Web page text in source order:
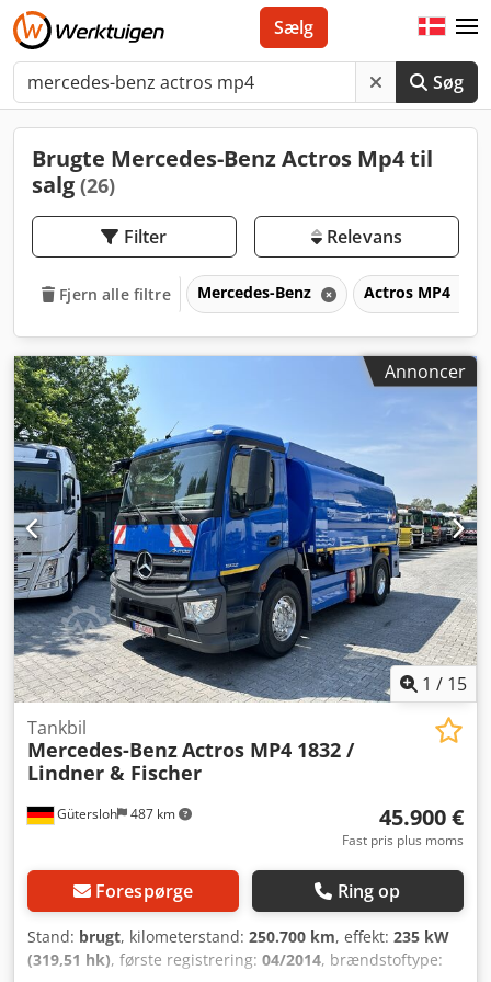
Søg
Sælg
Brugte Mercedes-Benz Actros Mp4 til
salg (26)
Filter Relevans
Fjern alle filtre Mercedes-Benz Actros MP4
Annoncer
1 / 15
Gütersloh 487 km
Tankbil
Mercedes-BenzActros MP4 1832 /
Lindner & Fischer
45.900 €
Fast pris plus moms
Forespørge Ring op
Stand: brugt, kilometerstand: 250.700 km, effekt: 235 kW
(319,51 hk), første registrering: 04/2014, brændstoftype: